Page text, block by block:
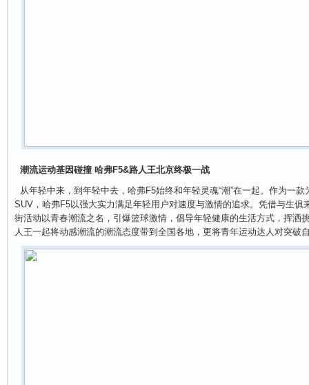
潮流运动基因碰撞 哈弗F5&路人王北京终极一战
从年轻中来，到年轻中去，哈弗F5始终和年轻灵魂“潮”在一起。作为一
SUV，哈弗F5以强大实力满足年轻用户对速度与激情的追求。凭借与生俱
街活动以青春潮流之名，引爆篮球激情，倡导年轻健康的生活方式，挥洒
人王一起将动感潮流的潮流态度带到全国各地，更将青年运动达人对突破